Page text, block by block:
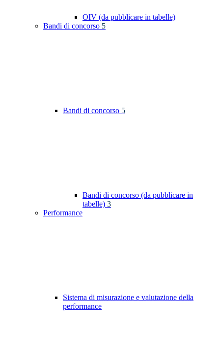
OIV (da pubblicare in tabelle)
Bandi di concorso 5
Bandi di concorso 5
Bandi di concorso (da pubblicare in
tabelle) 3
Performance
Sistema di misurazione e valutazione della
performance